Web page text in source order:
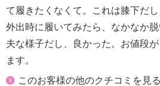
て履きたくなくて。これは膝下だし
外出時に履いてみたら、なかなか
夫な様子だし、良かった。お値段
ます。
このお客様の他のクチコミを見る